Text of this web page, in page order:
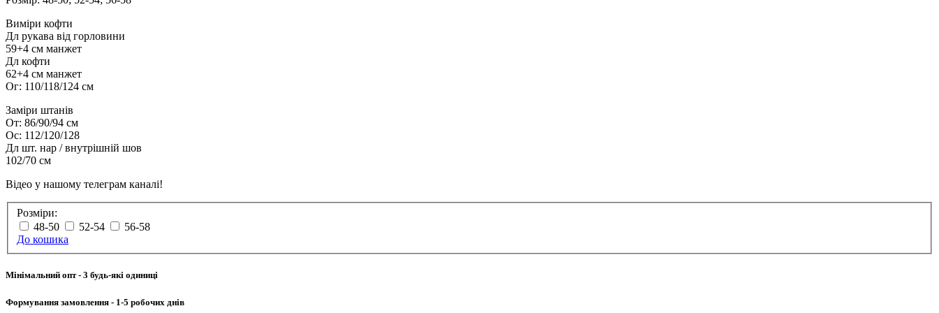
Виміри кофти
Дл рукава від горловини
59+4 см манжет
Дл кофти
62+4 см манжет
Ог: 110/118/124 см
Заміри штанів
От: 86/90/94 см
Ос: 112/120/128
Дл шт. нар / внутрішній шов
102/70 см
Відео у нашому телеграм каналі!
Розміри:
48-50
52-54
56-58
До кошика
Мінімальний опт- 3 будь-які одиниці
Формування замовлення - 1-5 робочих днів